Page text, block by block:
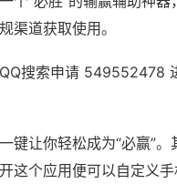
渠道获取使用。
搜索申请 549552478
键让你轻松成为“必赢”。
这个应用便可以自定义